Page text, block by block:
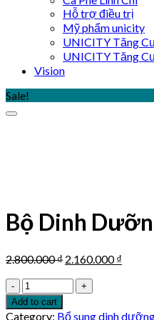
Hỗ trợ điều trị
Mỹ phẩm unicity
UNICITY Tăng
UNICITY Tăng
Vision
Sale!
Bộ Dinh
2.800.000₫ Original
was:
2.160.000₫
Bộ
Dinh
Dưỡng
Add to cart
Category: Bổ sung dinh